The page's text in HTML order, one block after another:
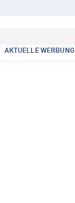
AKTUELLE WERBUNG